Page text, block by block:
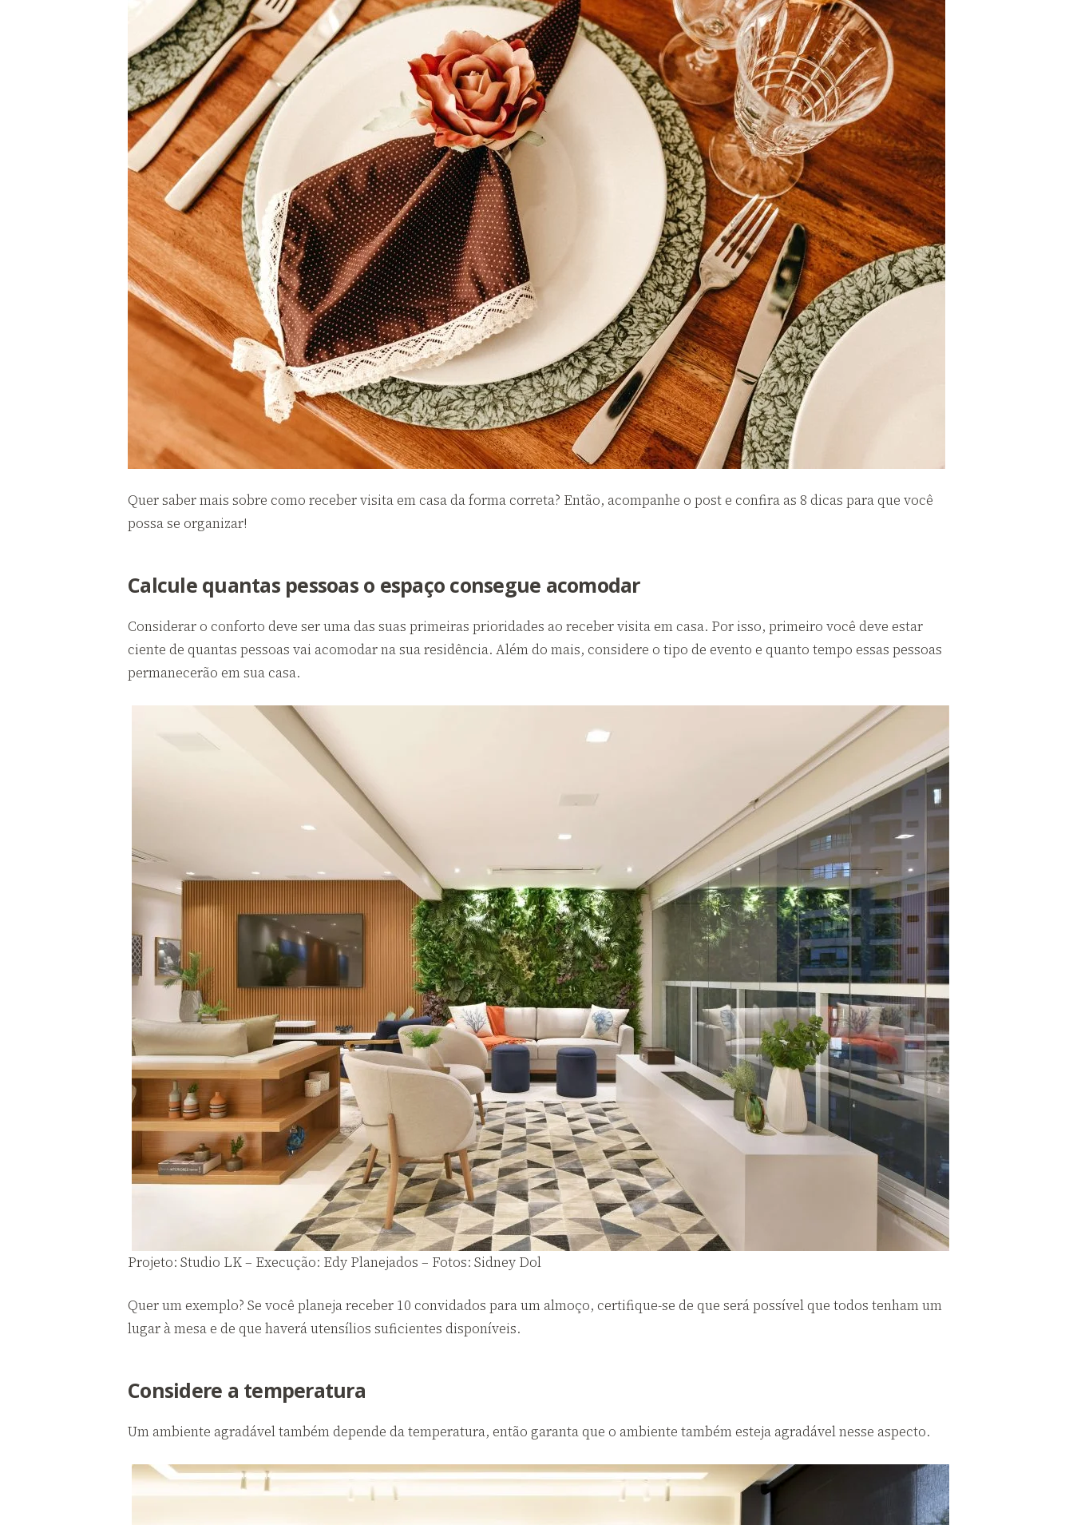
Quer saber mais sobre como receber visita em casa da forma correta? Então, acompanhe o post e confira as 8 dicas para que você
possa se organizar!
Calcule quantas pessoas o espaço consegue acomodar
Considerar o conforto deve ser uma das suas primeiras prioridades ao receber visita em casa. Por isso, primeiro você deve estar
ciente de quantas pessoas vai acomodar na sua residência. Além do mais, considere o tipo de evento e quanto tempo essas pessoas
permanecerão em sua casa.
Projeto: Studio LK – Execução: Edy Planejados – Fotos: Sidney Dol
Quer um exemplo? Se você planeja receber 10 convidados para um almoço, certifique-se de que será possível que todos tenham um
lugar à mesa e de que haverá utensílios suficientes disponíveis.
Considere a temperatura
Um ambiente agradável também depende da temperatura, então garanta que o ambiente também esteja agradável nesse aspecto.